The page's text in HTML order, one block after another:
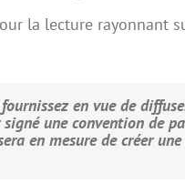
la lecture rayonnant
en vue de
une convention de
en mesure de créer